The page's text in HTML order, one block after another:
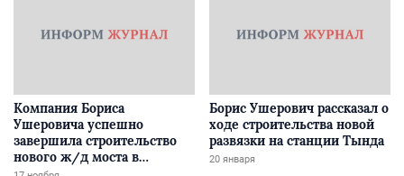
Компания Бориса
Ушеровича успешно
завершила строительство
нового ж/д моста в
Борис Ушерович рассказал о
ходе строительства новой
развязки на станции Тында
20 января